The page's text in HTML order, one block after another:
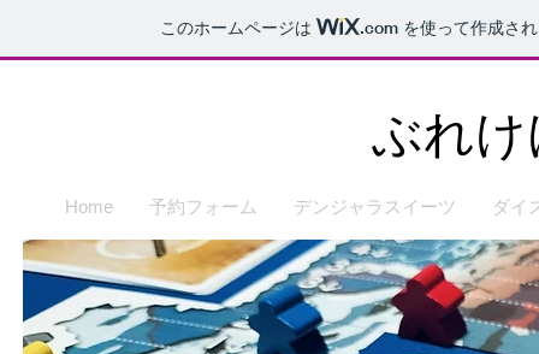
このホームページは .com を使って作成さ
ぶれ
Home 予約フォーム デンジャラスイーツ ダイ